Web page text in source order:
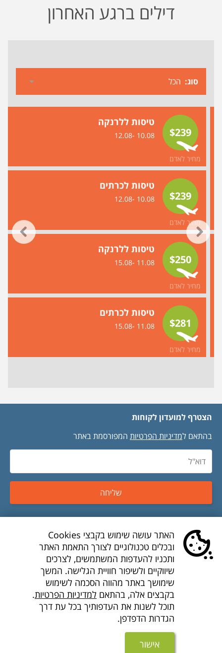
דילים ברגע האחרון
סוג
$239
מחיר לאדם
טיסות ללרנקה
10.08 -12.08
$239
מחיר לאדם
טיסות לכרתים
10.08 -12.08
$250
מחיר לאדם
טיסות ללרנקה
11.08 -15.08
$281
מחיר לאדם
טיסות לכרתים
11.08 -15.08
הצטרף למועדון לקוחות
בהתאם למדיניות הפרטיות המפורסמת באתר
שליחה
טיסות זולות
טיסות לואו קוסט
דילים לואו קוסט
חברות תעופה
חבילות נופש זולות
האתר עושה שימוש בקבצי Cookies
ובכלים טכנולוגיים לצורך התאמת האתר
ותכניו להעדפות המשתמשים, לצרכים
שיווקיים ולשיפור חוויית הגלישה. המשך
שימושך באתר מהווה הסכמה לשימוש
בקבצים אלה, בהתאם למדיניות הפרטיות.
תוכל לשנות את העדפותיך בכל עת דרך
הגדרות הדפדפן.
אישור